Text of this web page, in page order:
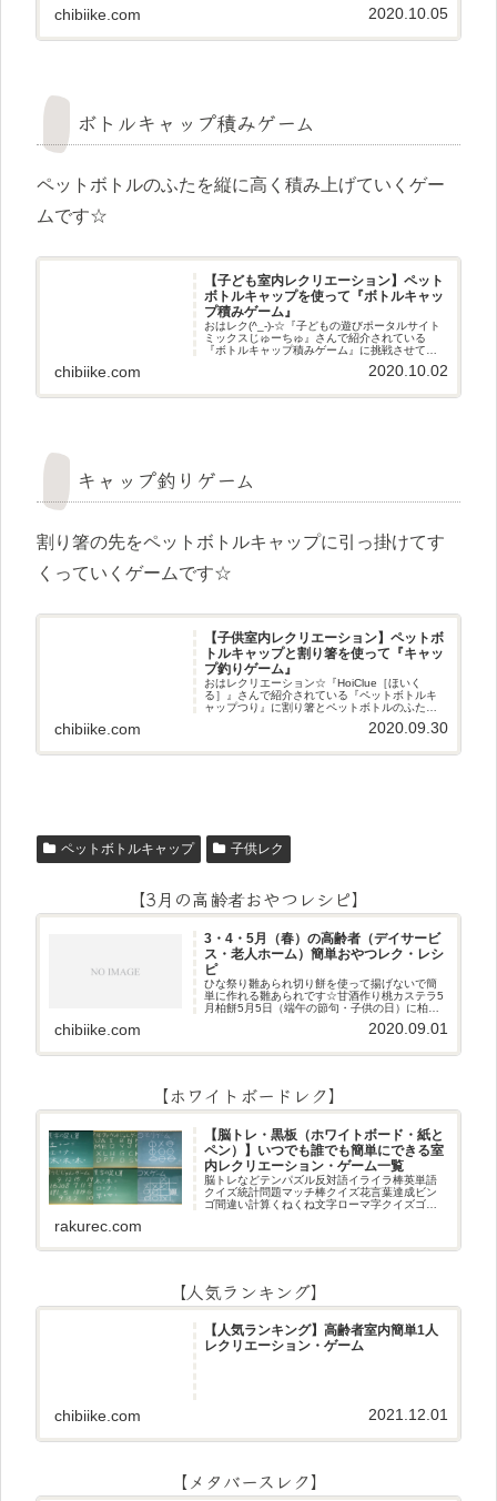
遊び方ペットボトルキャップとテープを使った
chibiike.com 2020.10.05
ボトルキャップ積みゲーム
ペットボトルのふたを縦に高く積み上げていくゲー
ムです☆
【子ども室内レクリエーション】ペット
ボトルキャップを使って『ボトルキャッ
プ積みゲーム』
おはレク(^_-)-☆『子どもの遊びポータルサイト
ミックスじゅーちゅ』さんで紹介されている
『ボトルキャップ積みゲーム』に挑戦させてい
ルのふたを縦に高く積み上げていくゲームです
chibiike.com 2020.10.02
キャップ釣りゲーム
割り箸の先をペットボトルキャップに引っ掛けてす
くっていくゲームです☆
【子供室内レクリエーション】ペットボ
トルキャップと割り箸を使って『キャッ
プ釣りゲーム』
おはレクリエーション☆『HoiClue［ほいく
る］』さんで紹介されている『ペットボトルキ
ャップつり』に割り箸とペットボトルのふたを
使って挑戦させていただきました(^^♪挑戦してみ
た遊び方割り箸の先をペットボトルキャップに
chibiike.com 2020.09.30
ペットボトルキャップ 子供レク
【3月の高齢者おやつレシピ】
3・4・5月（春）の高齢者（デイサービ
ス・老人ホーム）簡単おやつレク・レシ
ピ
ひな祭り雛あられ切り餅を使って揚げないで簡
単に作れる雛あられです☆甘酒作り桃カステラ5
月柏餅5月5日（端午の節句・子供の日）に柏餅
日）にちまき作りです☆ほうじ茶プリン抹茶パ
chibiike.com 2020.09.01
【ホワイトボードレク】
【脳トレ・黒板（ホワイトボード・紙と
ペン）】いつでも誰でも簡単にできる室
内レクリエーション・ゲーム一覧
脳トレなどテンパズル反対語イライラ棒英単語
クイズ統計問題マッチ棒クイズ花言葉達成ビン
ゴ間違い計算くねくね文字ローマ字クイズゴロ
rakurec.com
【人気ランキング】
【人気ランキング】高齢者室内簡単1人
レクリエーション・ゲーム
chibiike.com 2021.12.01
【メタバースレク】